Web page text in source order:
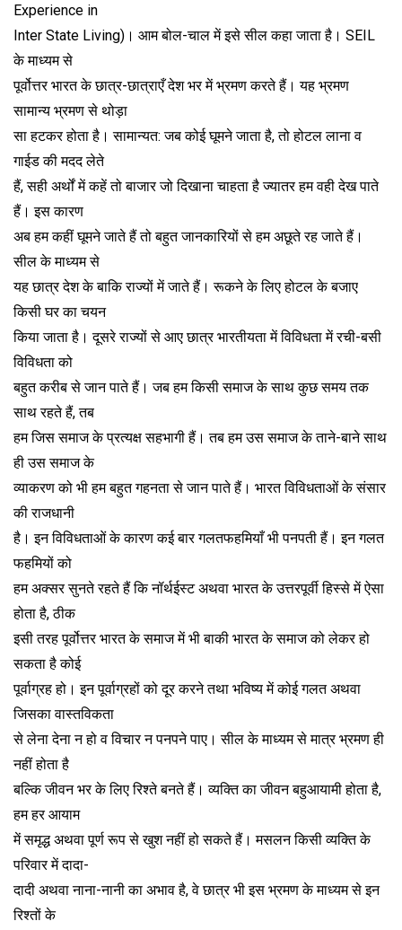
Experience in
Inter State Living)। आम बोल-चाल में इसे सील कहा जाता है। SEIL
के माध्यम से
पूर्वोत्तर भारत के छात्र-छात्राएँ देश भर में भ्रमण करते हैं। यह भ्रमण
सामान्य भ्रमण से थोड़ा
सा हटकर होता है। सामान्यत: जब कोई घूमने जाता है, तो होटल लाना व
गाईड की मदद लेते
हैं, सही अर्थों में कहें तो बाजार जो दिखाना चाहता है ज्यातर हम वही देख पाते
हैं। इस कारण
अब हम कहीं घूमने जाते हैं तो बहुत जानकारियों से हम अछूते रह जाते हैं।
सील के माध्यम से
यह छात्र देश के बाकि राज्यों में जाते हैं। रूकने के लिए होटल के बजाए
किसी घर का चयन
किया जाता है। दूसरे राज्यों से आए छात्र भारतीयता में विविधता में रची-बसी
विविधता को
बहुत करीब से जान पाते हैं। जब हम किसी समाज के साथ कुछ समय तक
साथ रहते हैं, तब
हम जिस समाज के प्रत्यक्ष सहभागी हैं। तब हम उस समाज के ताने-बाने साथ
ही उस समाज के
व्याकरण को भी हम बहुत गहनता से जान पाते हैं। भारत विविधताओं के संसार
की राजधानी
है। इन विविधताओं के कारण कई बार गलतफहमियाँ भी पनपती हैं। इन गलत
फहमियों को
हम अक्सर सुनते रहते हैं कि नॉर्थईस्ट अथवा भारत के उत्तरपूर्वी हिस्से में ऐसा
होता है, ठीक
इसी तरह पूर्वोत्तर भारत के समाज में भी बाकी भारत के समाज को लेकर हो
सकता है कोई
पूर्वाग्रह हो। इन पूर्वाग्रहों को दूर करने तथा भविष्य में कोई गलत अथवा
जिसका वास्तविकता
से लेना देना न हो व विचार न पनपने पाए। सील के माध्यम से मात्र भ्रमण ही
नहीं होता है
बल्कि जीवन भर के लिए रिश्ते बनते हैं। व्यक्ति का जीवन बहुआयामी होता है,
हम हर आयाम
में समृद्ध अथवा पूर्ण रूप से खुश नहीं हो सकते हैं। मसलन किसी व्यक्ति के
परिवार में दादा-
दादी अथवा नाना-नानी का अभाव है, वे छात्र भी इस भ्रमण के माध्यम से इन
रिश्तों के